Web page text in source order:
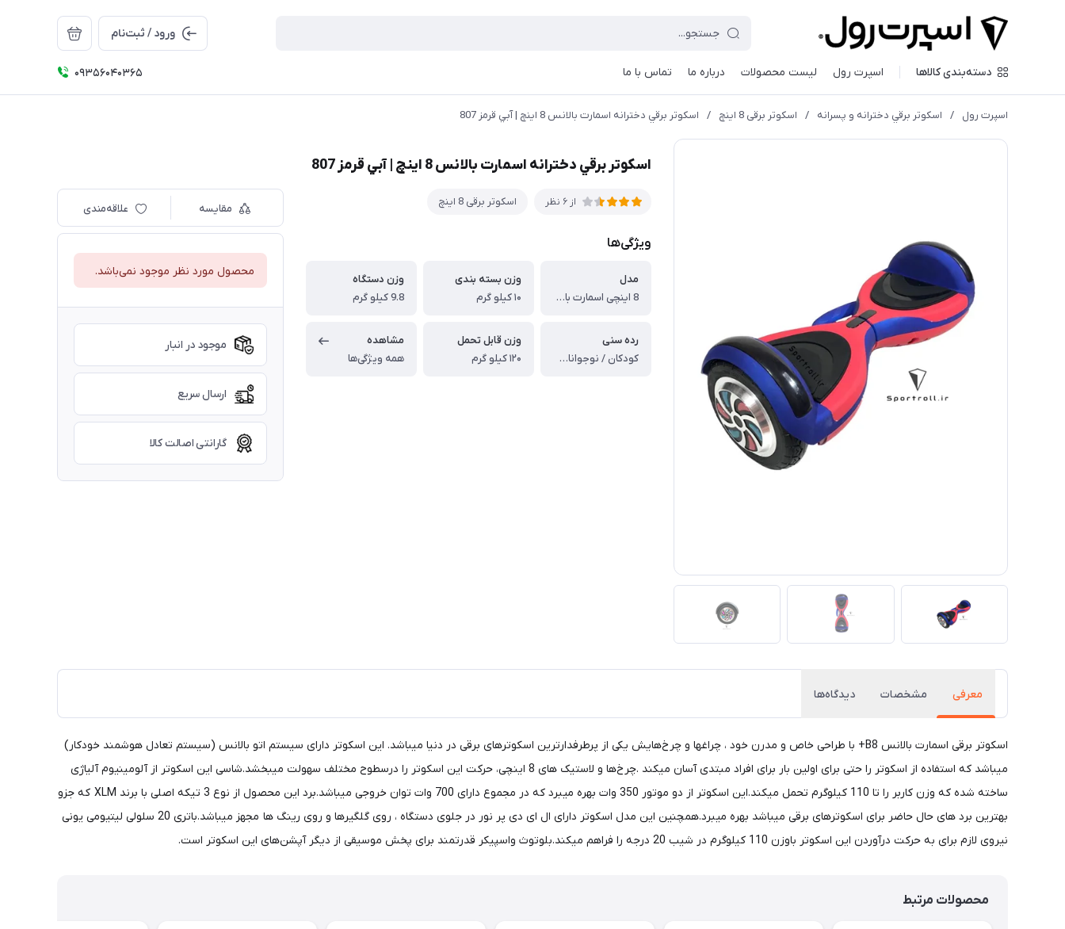
ورود / ثبت‌نام
دسته‌بندی کالاها اسپرت رول لیست محصولات درباره ما تماس با ما 09356040365
اسپرت رول / اسكوتر برقي دخترانه و پسرانه / اسكوتر برقی 8 اينچ / اسكوتر برقي دخترانه اسمارت بالانس 8 اينچ |‌ آبي قرمز 807
اسكوتر برقي دخترانه اسمارت بالانس 8 اينچ |‌ آبي قرمز 807
از 6 نظر اسكوتر برقی 8 اينچ
ویژگی‌ها
مدل
8 اینچی اسمارت بالانس B8+
وزن بسته بندی
۱۰ کیلو گرم
وزن دستگاه
9.8 کیلو گرم
رده سنی
کودکان / نوجوانان / جوانان / بزرگسالان
وزن قابل تحمل
۱۲۰ کیلو گرم
مشاهده
همه ویژگی‌ها
مقایسه علاقه‌مندی
محصول مورد نظر موجود نمی‌باشد.
موجود در انبار
ارسال سریع
گارانتی اصالت کالا
معرفی مشخصات دیدگاه‌ها
اسکوتر برقی اسمارت بالانس B8+ با طراحی خاص و مدرن خود ، چراغها و چرخ‌هایش یکی از پرطرفدارترین اسکوتر‌های برقی در دنیا میباشد. این اسکوتر دارای سیستم اتو بالانس (سیستم تعادل هوشمند خودکار)
میباشد که استفاده از اسکوتر را حتی برای اولین بار برای افراد مبتدی آسان میکند .چرخ‌ها و لاستیک های 8 اینچی، حرکت این اسکوتر را درسطوح مختلف سهولت میبخشد.شاسی این اسکوتر از آلومینیوم آلیاژی
ساخته شده که وزن کاربر را تا 110 کیلوگرم تحمل میکند.این اسکوتر از دو موتور 350 وات بهره میبرد که در مجموع دارای 700 وات توان خروجی میباشد.برد این محصول از نوع 3 تیکه اصلی با برند XLM که جزو
بهترین برد های حال حاضر برای اسکوترهای برقی میباشد بهره میبرد.همچنین این مدل اسکوتر دارای ال ای دی پر نور در جلوی دستگاه ، روی گلگیرها و روی رینگ ها مجهز میباشد.باتری 20 سلولی لیتیومی یونی
نیروی لازم برای به حرکت درآوردن این اسکوتر باوزن 110 کیلوگرم در شیب 20 درجه را فراهم میکند.بلوتوث واسپیکر قدرتمند برای پخش موسیقی از دیگر آپشن‌های این اسکوتر است.
محصولات مرتبط